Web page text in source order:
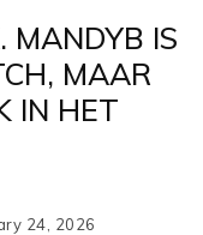
MANDYB IS
MAAR
IN HET
24, 2026